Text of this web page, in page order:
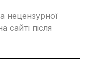
нецензурної
сайті після